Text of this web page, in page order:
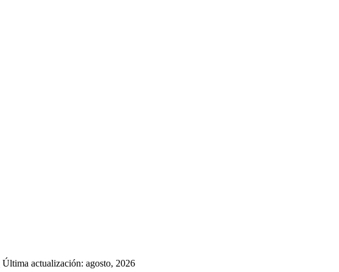
Última actualización: agosto, 2026